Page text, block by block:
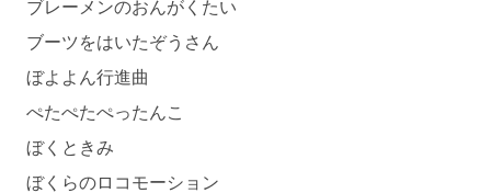
ブレーメンのおんがくたい
ブーツをはいたぞうさん
ぼよよん行進曲
ぺたぺたぺったんこ
ぼくときみ
ぼくらのロコモーション